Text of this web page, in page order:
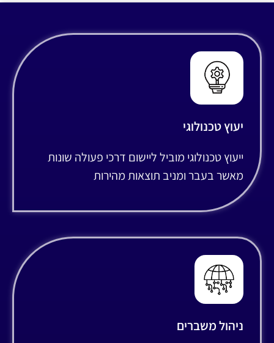
יעוץ טכנולוגי
ייעוץ טכנולוגי מוביל ליישום דרכי פעולה שונות
מאשר בעבר ומניב תוצאות מהירות
ניהול משברים